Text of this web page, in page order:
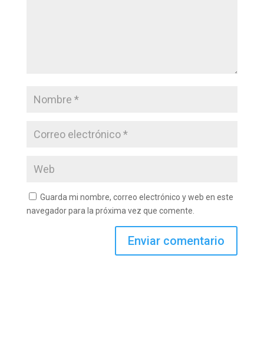
Guarda mi nombre, correo electrónico y web en este
navegador para la próxima vez que comente.